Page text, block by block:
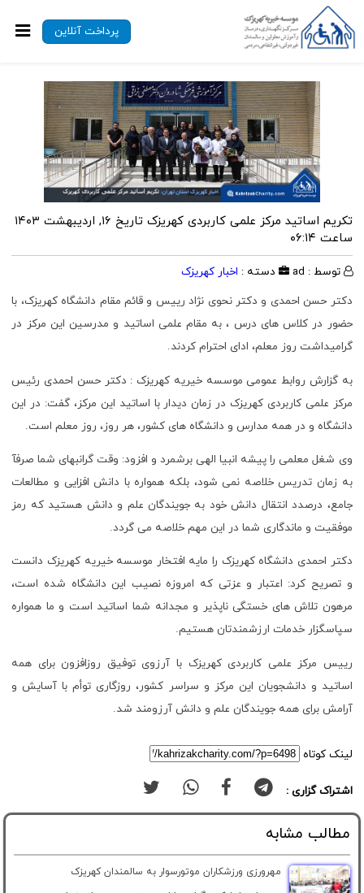
پرداخت آنلاین
تکریم اساتید مرکز علمی کاربردی کهریزک
تاریخ ۱۶, اردیبهشت ۱۴۰۳
ساعت ۰۶:۱۴
توسط : ad دسته : اخبار کهریزک
دکتر حسن احمدی و دکتر نحوی نژاد رییس و قائم مقام دانشگاه کهریزک، با
حضور در کلاس های درس ، به مقام علمی اساتيد و مدرسین این مرکز در
گرامیداشت روز معلم، ادای احترام کردند.
به گزارش روابط عمومی موسسه خیریه کهریزک : دکتر حسن احمدی رئیس
مرکز علمی کاربردی کهریزک در زمان دیدار با اساتید این مرکز، گفت: در این
دانشگاه و در همه مدارس و دانشگاه های کشور، هر روز، روز معلم است.
وی شغل معلمی را پیشه انبیا الهی برشمرد و افزود: وقت گرانبهای شما صرفآ
به زمان تدریس خلاصه نمی شود، بلکه همواره با دانش افزایی و مطالعات
جامع، درصدد انتقال دانش خود به جویندگان علم و دانش هستید که رمز
موفقیت و ماندگاری شما در این مهم خلاصه می گردد.
دکتر احمدی دانشگاه کهریزک را مایه افتخار موسسه خیریه کهریزک دانست
و تصریح کرد: اعتبار و عزتی که امروزه نصیب این دانشگاه شده است،
مرهون تلاش های خستگی ناپذیر و مجدانه شما اساتید است و ما همواره
سپاسگزار خدمات ارزشمندتان هستیم.
رییس مرکز علمی کاربردی کهریزک با آرزوی توفیق روزافزون برای همه
اساتید و دانشجویان این مرکز و سراسر کشور، روزگاری توأم با آسایش و
آرامش برای همه جویندگان علم و دانش آرزومند شد.
لینک کوتاه
اشتراک گزاری :
مطالب مشابه
مهرورزی ورزشکاران موتورسوار به سالمندان کهریزک